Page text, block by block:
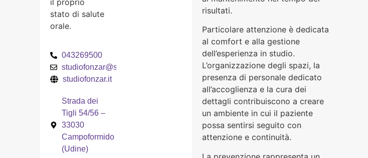
il proprio
stato di salute
orale.
043269500
studiofonzar@studiofonzar.it
studiofonzar.it
Strada dei
Tigli 54/56 –
33030
Campoformido
(Udine)
risultati.
Particolare attenzione è dedicata
al comfort e alla gestione
dell’esperienza in studio.
L’organizzazione degli spazi, la
presenza di personale dedicato
all’accoglienza e la cura dei
dettagli contribuiscono a creare
un ambiente in cui il paziente
possa sentirsi seguito con
attenzione e continuità.